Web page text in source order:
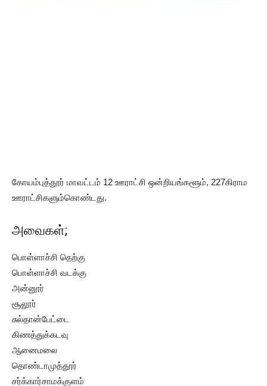
கோயம்புத்தூர் மாவட்டம் 12 ஊராட்சி ஒன்றியங்களூம், 227கிராம
ஊராட்சிகளும்கொண்டது.
அவைகள்;
பொள்ளாச்சி தெற்கு
பொள்ளாச்சி வடக்கு
அன்னூர்
சூலூர்
சுல்தான்பேட்டை
கிணத்துக்கடவு
ஆனைமலை
தொண்டாமுத்தூர்
சர்க்கார்சாமக்குளம்